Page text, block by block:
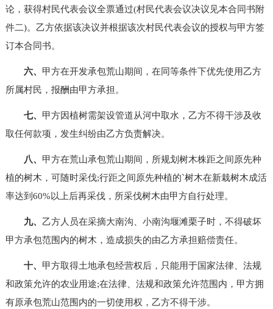
论，获得村民代表会议全票通过(村民代表会议决议见本合同书附
件二)。乙方依据该决议并根据该次村民代表会议的授权与甲方签
订本合同书。
六、 甲方在开发承包荒山期间，在同等条件下优先使用乙方
所属村民，报酬由甲方承担。
七、 甲方因植树需架设管道从河中取水，乙方不得干涉及收
取任何款项，发生纠纷由乙方负责解决。
八、 甲方在荒山承包荒山期间，所规划树木株距之间原先种
植的树木，可随时采伐;行距之间原先种植的`树木在新栽树木成活
率达到60%以上后再采伐，所采伐树木由甲方自行处理。
九、 乙方人员在采摘大南沟、小南沟堰滩栗子时，不得破坏
甲方承包范围内的树木，造成损失的由乙方承担赔偿责任。
十、 甲方取得土地承包经营权后，只能用于国家法律、法规
和政策允许的农业用途;在法律、法规和政策允许范围内，甲方拥
有原承包荒山范围内的一切使用权，乙方不得干涉。